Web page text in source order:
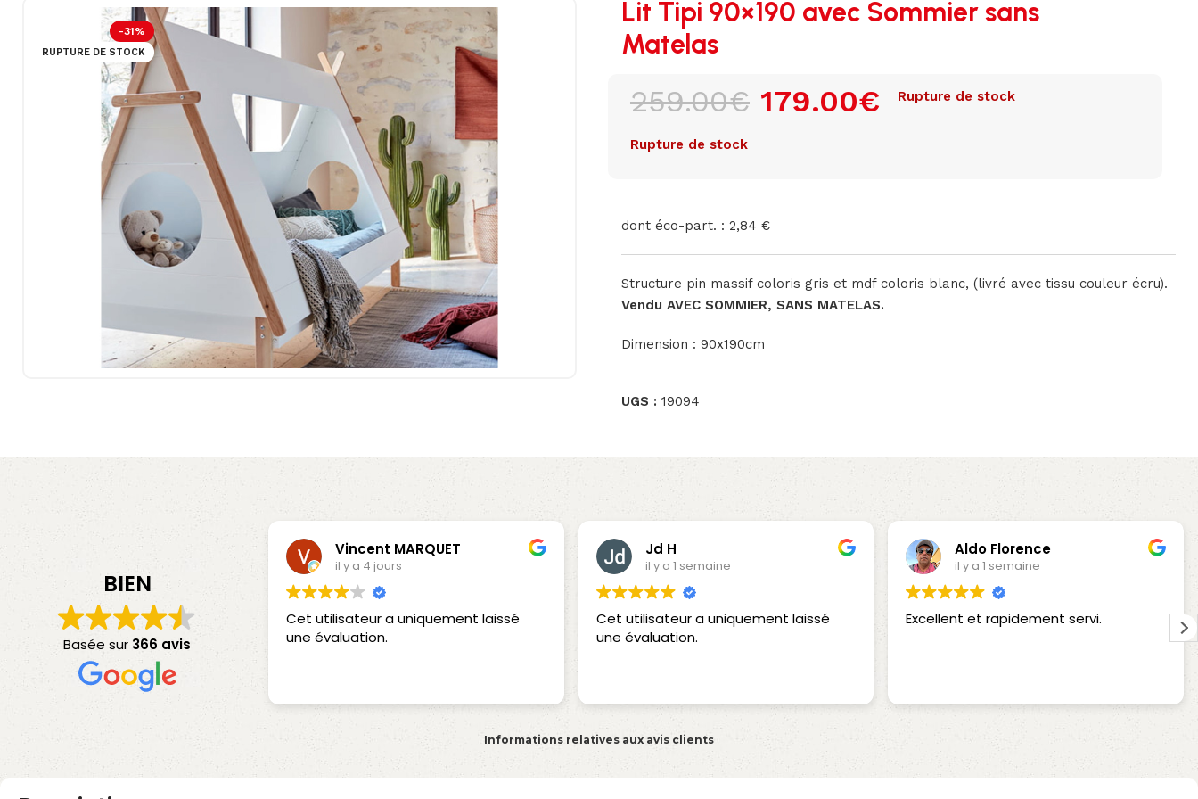
-31%
RUPTURE DE STOCK
Lit Tipi 90×190 avec Sommier sans
Matelas
259.00€ 179.00€ Rupture de stock
Rupture de stock
dont éco-part. : 2,84 €
Structure pin massif coloris gris et mdf coloris blanc, (livré avec tissu couleur écru).
Vendu AVEC SOMMIER, SANS MATELAS.
Dimension : 90x190cm
UGS : 19094
BIEN
Basée sur 366 avis
Vincent MARQUET
il y a 4 jours
Cet utilisateur a uniquement laissé
une évaluation.
Jd H
il y a 1 semaine
Cet utilisateur a uniquement laissé
une évaluation.
Aldo Florence
il y a 1 semaine
Excellent et rapidement servi.
Informations relatives aux avis clients